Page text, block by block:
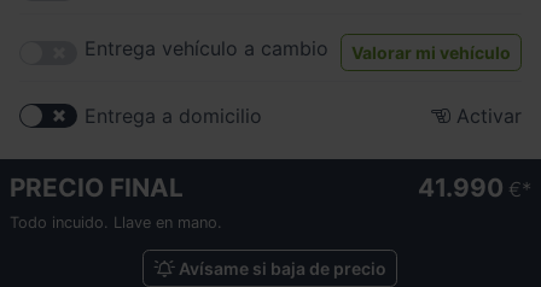
Entrega vehículo a cambio Valorar mi vehículo
Entrega a domicilio Activar
PRECIO FINAL 41.990 €
Todo incuido. Llave en mano.
Avísame si baja de precio